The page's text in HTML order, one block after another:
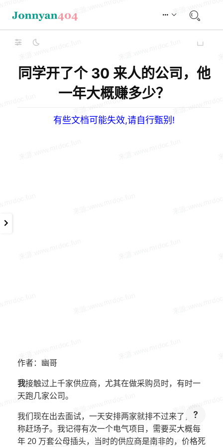
同学开了个 30 来人的公司，他
一年大概赚多少？
有些文档可能失效,请自行甄别!
作者：幽哥
我接触过上千家供应商，尤其在做采购员时，有时一
天跑几家公司。
我们现在出去面试，一天安排两家就排不过来了，号
称赶场子。我记得有次一个电气项目，需要买大概每
年 20 万套公母插头，当时的供应商是南非的，价格死